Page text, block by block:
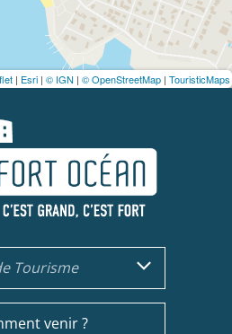
| Esri | © IGN | © OpenStreetMap | TouristicMaps
Tourisme
venir ?